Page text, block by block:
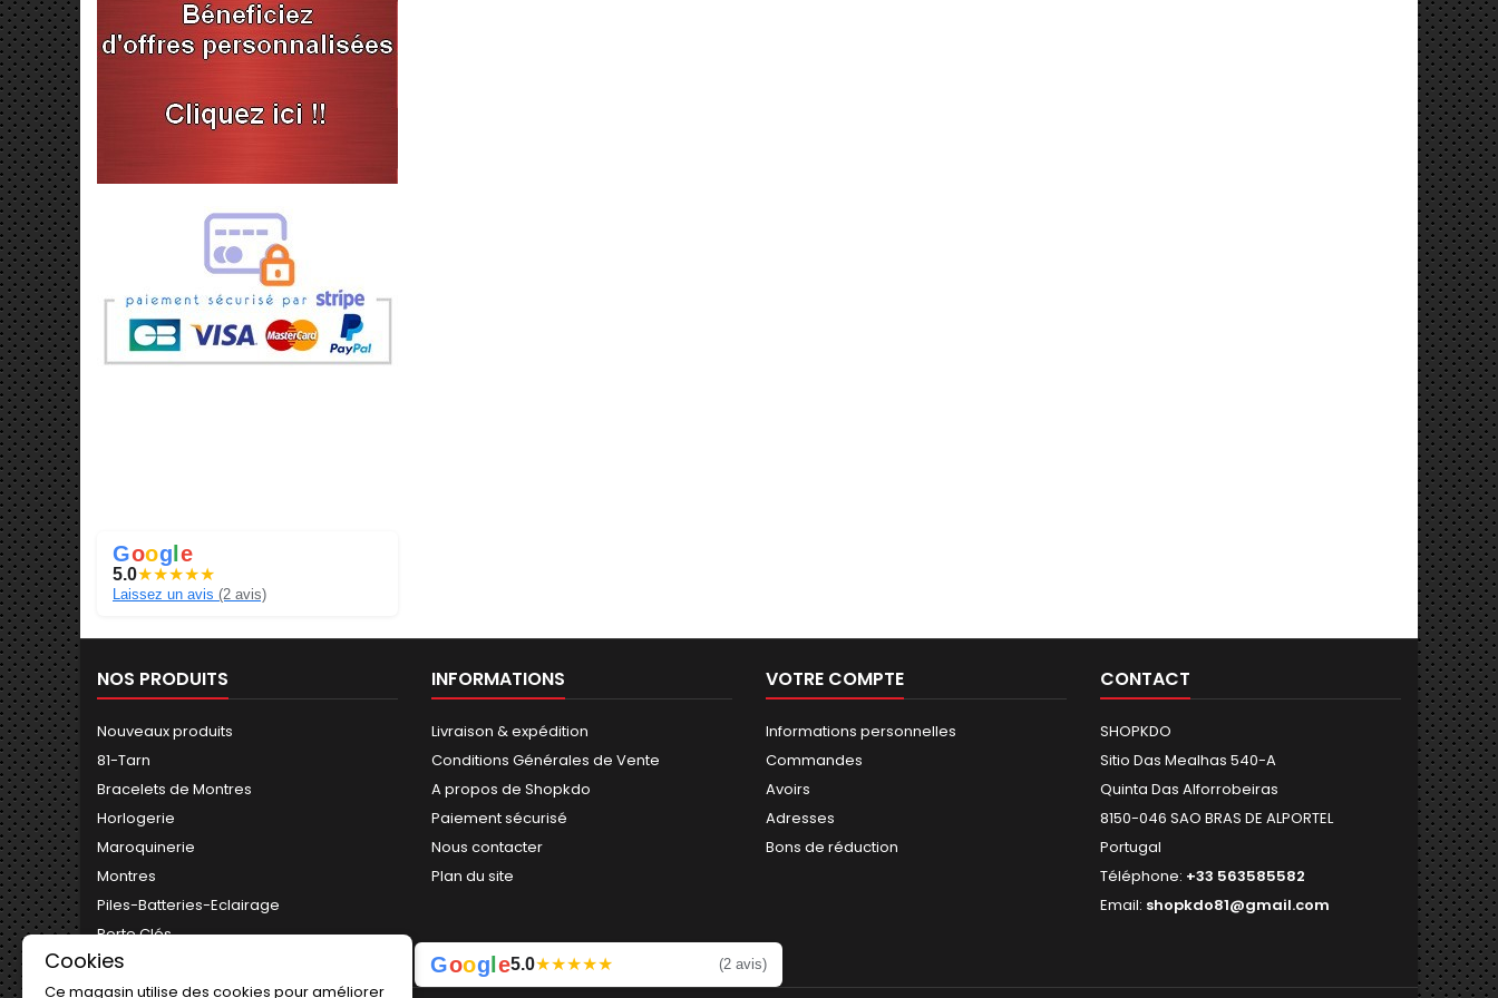
Google
5.0★★★★★
Laissez un avis (2 avis)
NOS PRODUITS
Nouveaux produits
81-Tarn
Bracelets de Montres
Horlogerie
Maroquinerie
Montres
Piles-Batteries-Eclairage
Porte Clés
INFORMATIONS
Livraison & expédition
Conditions Générales de Vente
A propos de Shopkdo
Paiement sécurisé
Nous contacter
Plan du site
VOTRE COMPTE
Informations personnelles
Commandes
Avoirs
Adresses
Bons de réduction
CONTACT
SHOPKDO
Sitio Das Mealhas 540-A
Quinta Das Alforrobeiras
8150-046 SAO BRAS DE ALPORTEL
Portugal
Téléphone: +33 563585582
Email: shopkdo81@gmail.com
Cookies
Ce magasin utilise des cookies pour améliorer
Google5.0★★★★★ (2 avis)